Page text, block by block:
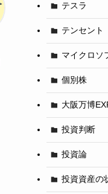
テスラ
テンセント
マイクロソ
個別株
大阪万博
投資判断
投資論
投資資産の